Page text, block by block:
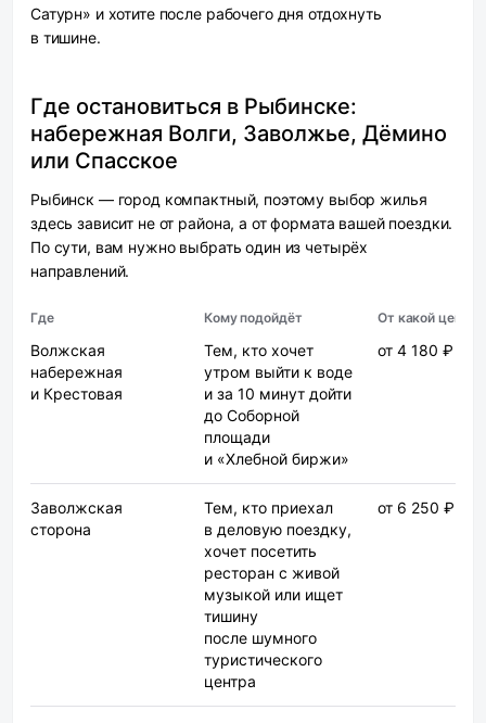
Сатурн» и хотите после рабочего дня отдохнуть
в тишине.
Где остановиться в Рыбинске:
набережная Волги, Заволжье, Дёмино
или Спасское
Рыбинск — город компактный, поэтому выбор жилья
здесь зависит не от района, а от формата вашей поездки.
По сути, вам нужно выбрать один из четырёх
направлений.
Где Кому подойдёт От какой цены
Волжская
набережная
и Крестовая
Тем, кто хочет
утром выйти к воде
и за 10 минут дойти
до Соборной
площади
и «Хлебной биржи»
от 4 180 ₽
Заволжская
сторона
Тем, кто приехал
в деловую поездку,
хочет посетить
ресторан с живой
музыкой или ищет
тишину
после шумного
туристического
центра
от 6 250 ₽